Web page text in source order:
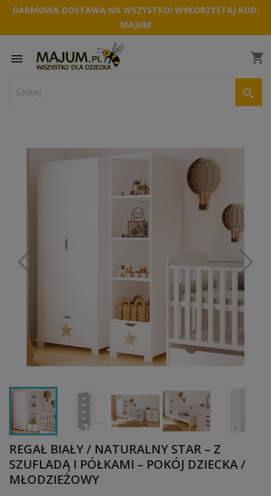
DARMOWA DOSTAWA NA WSZYSTKO! WYKORZYSTAJ KOD:
MAJUM
 shopping_cart

REGAŁ BIAŁY / NATURALNY STAR – Z
SZUFLADĄ I PÓŁKAMI – POKÓJ DZIECKA /
MŁODZIEŻOWY